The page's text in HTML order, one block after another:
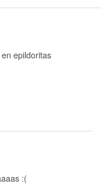
epildoritas
:(